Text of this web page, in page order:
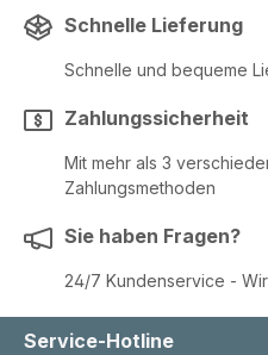
Schnelle Lieferung
Schnelle und bequeme
Zahlungssicherheit
Mit mehr als 3
Zahlungsmethoden
Sie haben Fragen?
24/7 Kundenservice -
Service-Hotline